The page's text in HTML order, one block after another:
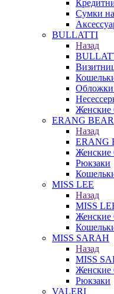
Сумки
BULLATTI
Назад
Обложки
Женские
ERANG BEAR
Назад
ERANG
Женские
Рюкзаки
MISS LEE
Назад
MISS
Женские
MISS SARAH
Назад
MISS
Женские
Рюкзаки
VALERI